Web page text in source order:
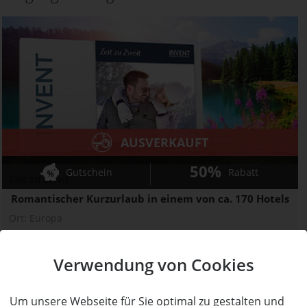
Verwendung von Cookies
Um unsere Webseite für Sie optimal zu gestalten und
Zeit zu Zweit
Romantischer Kurzurlaub in einem von ca. 170 Hotels
AUSVERKAUFT
Gutschein 50% Rabatt